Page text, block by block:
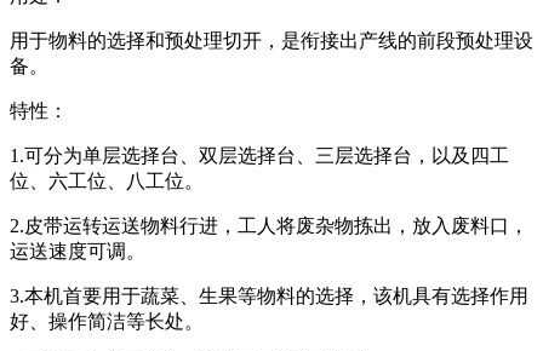
用于物料的选择和预处理切开，是衔接出产线的前段预处理设
备。
特性：
1.可分为单层选择台、双层选择台、三层选择台，以及四工
位、六工位、八工位。
2.皮带运转运送物料行进，工人将废杂物拣出，放入废料口，
运送速度可调。
3.本机首要用于蔬菜、生果等物料的选择，该机具有选择作用
好、操作简洁等长处。